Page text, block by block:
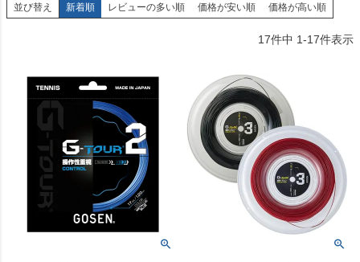
並び替え 新着順 レビューの多い順 価格が安い順 価格が高い順
17件中 1-17件表示